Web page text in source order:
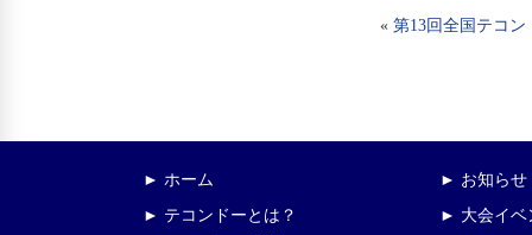
« 第13回全国テコ
► ホーム
► テコンドーとは？
► お知らせ
► 大会イベ